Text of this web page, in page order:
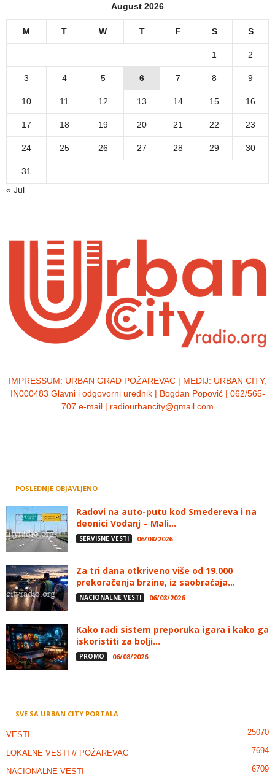
August 2026
M T W T F S S
1 2
3 4 5 6 7 8 9
10 11 12 13 14 15 16
17 18 19 20 21 22 23
24 25 26 27 28 29 30
31
« Jul
IMPRESSUM: URBAN GRAD POŽAREVAC | MEDIJ: URBAN CITY,
IN000483 Glavni i odgovorni urednik | Bogdan Popović | 062/565-
707 e-mail | radiourbancity@gmail.com
POSLEDNJE OBJAVLJENO
Radovi na auto-putu kod Smedereva i na
deonici Vodanj – Mali...
SERVISNE VESTI 06/08/2026
Za tri dana otkriveno više od 19.000
prekoračenja brzine, iz saobraćaja...
NACIONALNE VESTI 06/08/2026
Kako radi sistem preporuka igara i kako ga
iskoristiti za bolji...
PROMO 06/08/2026
SVE SA URBAN CITY PORTALA
VESTI 25070
LOKALNE VESTI // POŽAREVAC 7694
NACIONALNE VESTI 6709